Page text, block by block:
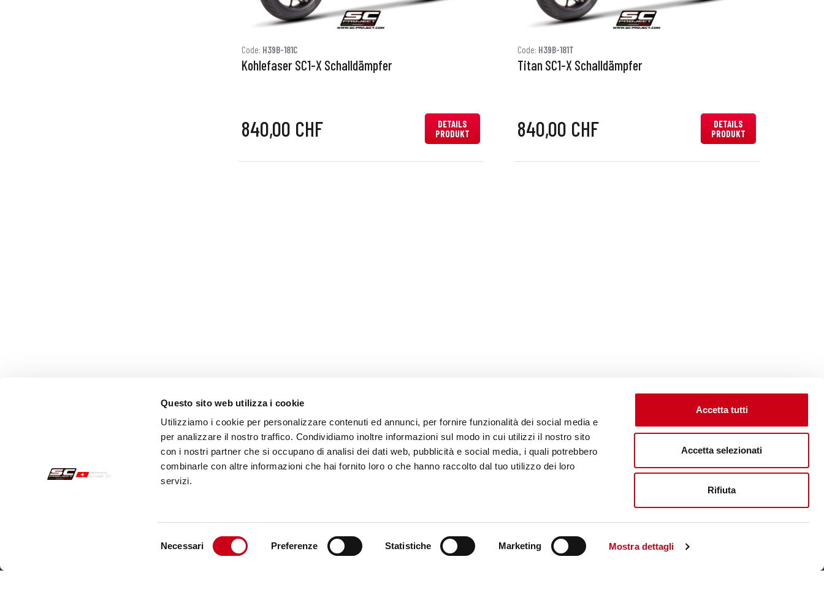
Questo sito web utilizza i cookie
Utilizziamo i cookie per personalizzare contenuti ed annunci, per fornire funzionalità dei social media e
per analizzare il nostro traffico. Condividiamo inoltre informazioni sul modo in cui utilizzi il nostro sito
con i nostri partner che si occupano di analisi dei dati web, pubblicità e social media, i quali potrebbero
combinarle con altre informazioni che hai fornito loro o che hanno raccolto dal tuo utilizzo dei loro
servizi.
Necessari Preferenze Statistiche Marketing Mostra dettagli
Accetta tutti
Accetta selezionati
Rifiuta
Code: H39B-181C
Kohlefaser SC1-X Schalldämpfer
840,00 CHF
DETAILS
PRODUKT
Code: H39B-181T
Titan SC1-X Schalldämpfer
840,00 CHF
DETAILS
PRODUKT
Sendung
Kundendienst
Unternehmenswebsite aufsuchen